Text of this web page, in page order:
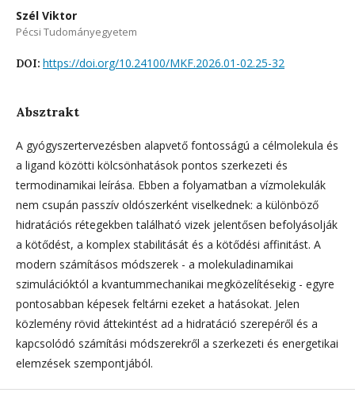
Szél Viktor
Pécsi Tudományegyetem
DOI: https://doi.org/10.24100/MKF.2026.01-02.25-32
Absztrakt
A gyógyszertervezésben alapvető fontosságú a célmolekula és
a ligand közötti kölcsönhatások pontos szerkezeti és
termodinamikai leírása. Ebben a folyamatban a vízmolekulák
nem csupán passzív oldószerként viselkednek: a különböző
hidratációs rétegekben található vizek jelentősen befolyásolják
a kötődést, a komplex stabilitását és a kötődési affinitást. A
modern számításos módszerek - a molekuladinamikai
szimulációktól a kvantummechanikai megközelítésekig - egyre
pontosabban képesek feltárni ezeket a hatásokat. Jelen
közlemény rövid áttekintést ad a hidratáció szerepéről és a
kapcsolódó számítási módszerekről a szerkezeti és energetikai
elemzések szempontjából.